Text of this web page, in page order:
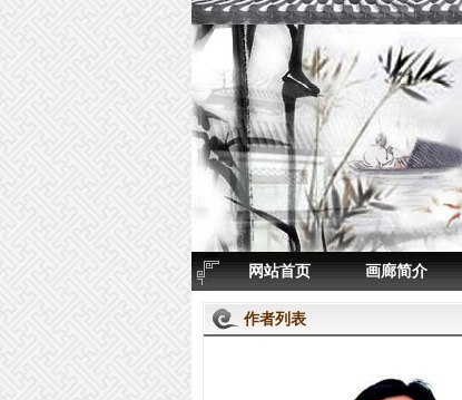
网站首页 画廊简介
作者列表